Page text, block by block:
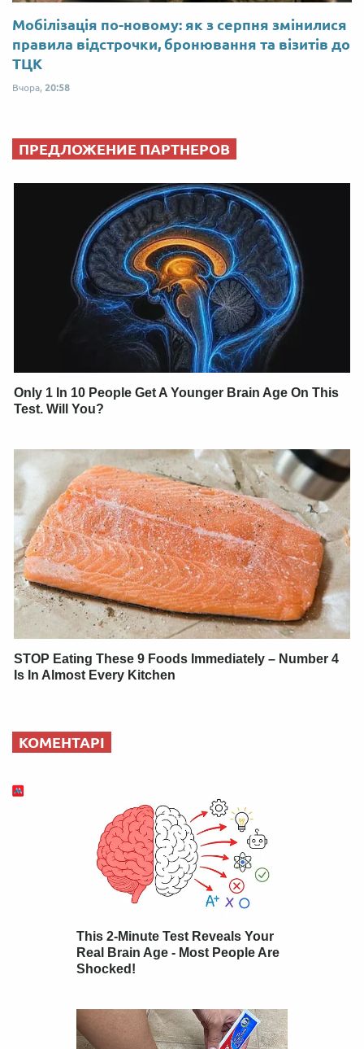
Мобілізація по-новому: як з серпня змінилися
правила відстрочки, бронювання та візитів до
ТЦК
Вчора, 20:58
ПРЕДЛОЖЕНИЕ ПАРТНЕРОВ
Only 1 In 10 People Get A Younger Brain Age On This
Test. Will You?
STOP Eating These 9 Foods Immediately – Number 4
Is In Almost Every Kitchen
КОМЕНТАРІ